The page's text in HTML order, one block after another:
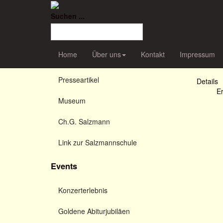
Suchen ...
Home Über uns Kontakt Impressum
2012 im
Details
Haupt-Menü
Home
Nachrichten
Presseartikel
Museum
Ch.G. Salzmann
Link zur Salzmannschule
Events
Konzerterlebnis
Goldene Abiturjubiläen